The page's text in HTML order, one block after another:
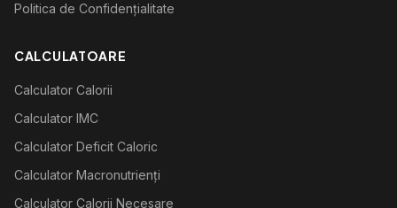
Politica de Confidențialitate
CALCULATOARE
Calculator Calorii
Calculator IMC
Calculator Deficit Caloric
Calculator Macronutrienți
Calculator Calorii Necesare